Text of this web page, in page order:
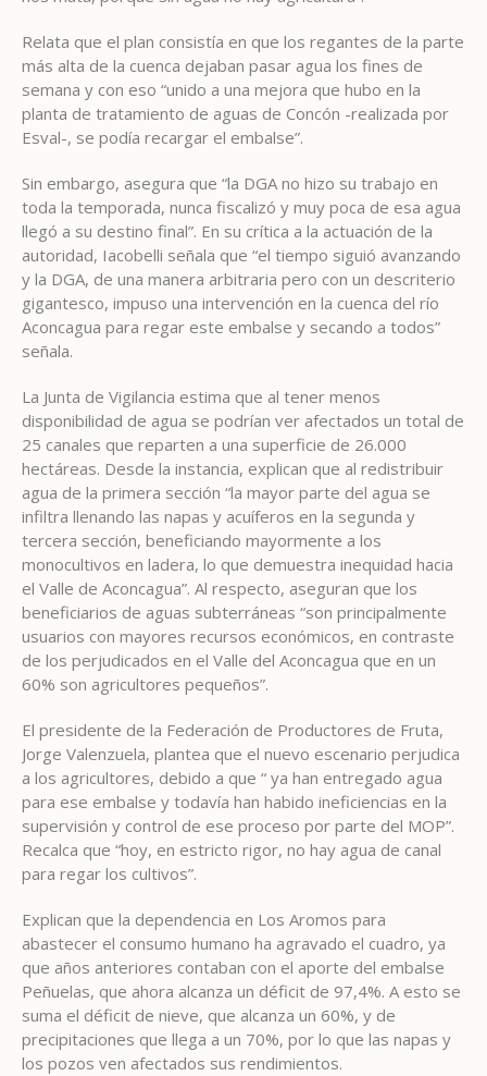
Relata que el plan consistía en que los regantes de la parte
más alta de la cuenca dejaban pasar agua los fines de
semana y con eso “unido a una mejora que hubo en la
planta de tratamiento de aguas de Concón -realizada por
Esval-, se podía recargar el embalse”.
Sin embargo, asegura que “la DGA no hizo su trabajo en
toda la temporada, nunca fiscalizó y muy poca de esa agua
llegó a su destino final”. En su crítica a la actuación de la
autoridad, Iacobelli señala que “el tiempo siguió avanzando
y la DGA, de una manera arbitraria pero con un descriterio
gigantesco, impuso una intervención en la cuenca del río
Aconcagua para regar este embalse y secando a todos”
señala.
La Junta de Vigilancia estima que al tener menos
disponibilidad de agua se podrían ver afectados un total de
25 canales que reparten a una superficie de 26.000
hectáreas. Desde la instancia, explican que al redistribuir
agua de la primera sección “la mayor parte del agua se
infiltra llenando las napas y acuíferos en la segunda y
tercera sección, beneficiando mayormente a los
monocultivos en ladera, lo que demuestra inequidad hacia
el Valle de Aconcagua”. Al respecto, aseguran que los
beneficiarios de aguas subterráneas “son principalmente
usuarios con mayores recursos económicos, en contraste
de los perjudicados en el Valle del Aconcagua que en un
60% son agricultores pequeños”.
El presidente de la Federación de Productores de Fruta,
Jorge Valenzuela, plantea que el nuevo escenario perjudica
a los agricultores, debido a que “ ya han entregado agua
para ese embalse y todavía han habido ineficiencias en la
supervisión y control de ese proceso por parte del MOP”.
Recalca que “hoy, en estricto rigor, no hay agua de canal
para regar los cultivos”.
Explican que la dependencia en Los Aromos para
abastecer el consumo humano ha agravado el cuadro, ya
que años anteriores contaban con el aporte del embalse
Peñuelas, que ahora alcanza un déficit de 97,4%. A esto se
suma el déficit de nieve, que alcanza un 60%, y de
precipitaciones que llega a un 70%, por lo que las napas y
los pozos ven afectados sus rendimientos.